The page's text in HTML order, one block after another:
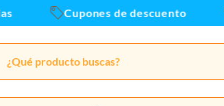
Cupones de descuento